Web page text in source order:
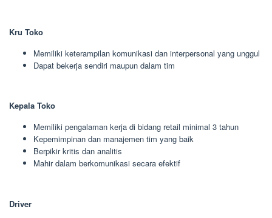
Kru Toko
Memiliki keterampilan komunikasi dan interpersonal yang unggul
Dapat bekerja sendiri maupun dalam tim
Kepala Toko
Memiliki pengalaman kerja di bidang retail minimal 3 tahun
Kepemimpinan dan manajemen tim yang baik
Berpikir kritis dan analitis
Mahir dalam berkomunikasi secara efektif
Driver